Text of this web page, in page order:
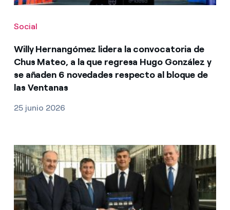
Social
Willy Hernangómez lidera la convocatoria de
Chus Mateo, a la que regresa Hugo González y
se añaden 6 novedades respecto al bloque de
las Ventanas
25 junio 2026